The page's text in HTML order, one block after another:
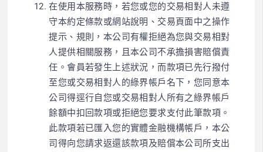
在使用本服務時，若您或您的交易相對人未遵
守本約定條款或網站說明、交易頁面中之操作
提示、規則，本公司有權拒絕為您與交易相對
人提供相關服務，且本公司不承擔損害賠償責
任。會員若發生上述狀況，而款項已先行撥付
至您或交易相對人的綠界帳戶名下，您同意本
公司得逕行自您或交易相對人所有之綠界帳戶
餘額中扣回款項或拒絕您要求支付此筆款項。
此款項若已匯入您的實體金融機構帳戶，本公
司得向您請求返還該款項及賠償本公司所支出